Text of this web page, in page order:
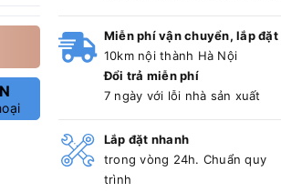
Miễn phí vận chuyển, lắp đặt
10km nội thành Hà Nội
Đổi trả miễn phí
7 ngày với lỗi nhà sản xuất
Lắp đặt nhanh
trong vòng 24h. Chuẩn quy
trình